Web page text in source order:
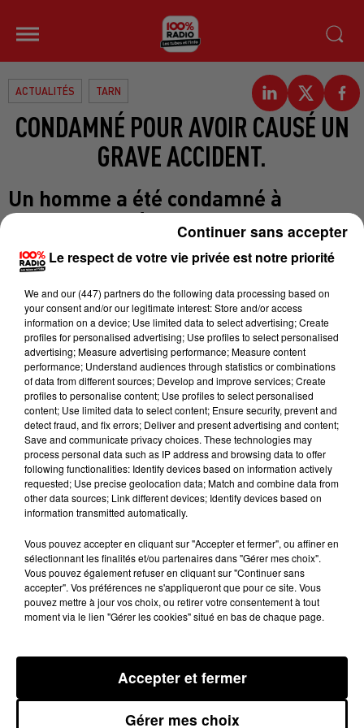
ACTUALITÉS TARN
CONDAMNÉ POUR AVOIR CAUSÉ UN
GRAVE ACCIDENT.
Un homme a été condamné à
Castres suite à un grave accident.
En Novembre 2011 à Aussillon, il
avait percuté un piéton. Il conduisait
sous l'emprise du cannabis. Le
piéton porte encore les séquelles de
l'accident. Le prévenu a reconnu
qu'au moment des faits il
consommait trop de cannabis. il a
dit avoir changé grâce à la religion.
Le Tribunal de Castres l'a
condamné à 4 mois de prison
assortis d'un sursis avec mise à
l'épreuve et suspension de son
permis de conduire pendant 6 mois.
Publié : 5 septembre 2015 à 10h10
Le respect de votre vie privée est notre priorité
We and our (447) partnersdo the following data processing based on
your consent and/or our legitimate interest: Store and/or access
information on a device; Use limited data to select advertising; Create
profiles for personalised advertising; Use profiles to select personalised
advertising; Measure advertising performance; Measure content
performance; Understand audiences through statistics or combinations
of data from different sources; Develop and improve services; Create
profiles to personalise content; Use profiles to select personalised
content; Use limited data to select content; Ensure security, prevent and
detect fraud, and fix errors; Deliver and present advertising and content;
Save and communicate privacy choices. These technologies may
process personal data such as IP address and browsing data to offer
following functionalities: Identify devices based on information actively
requested; Use precise geolocation data; Match and combine data from
other data sources; Link different devices; Identify devices based on
information transmitted automatically.
Vous pouvez accepter en cliquant sur "Accepter et fermer", ou affiner en
sélectionnant les finalités et/ou partenaires dans "Gérer mes choix".
Vous pouvez également refuser en cliquant sur "Continuer sans
accepter". Vos préférences ne s'appliqueront que pour ce site. Vous
pouvez mettre à jour vos choix, ou retirer votre consentement à tout
moment via le lien "Gérer les cookies" situé en bas de chaque page.
Gérer mes choix
Accepter et fermer
Continuer sans accepter